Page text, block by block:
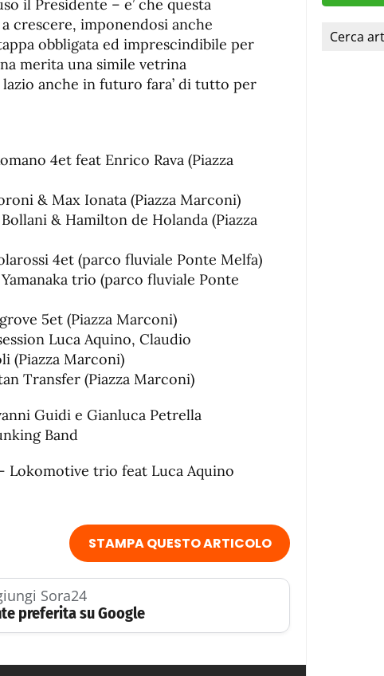
il Presidente – e’ che questa
crescere, imponendosi anche
obbligata ed imprescindibile per
merita una simile vetrina
anche in futuro fara’ di tutto per
4et feat Enrico Rava (Piazza
& Max Ionata (Piazza Marconi)
& Hamilton de Holanda (Piazza
4et (parco fluviale Ponte Melfa)
trio (parco fluviale Ponte
5et (Piazza Marconi)
Luca Aquino, Claudio
(Piazza Marconi)
Transfer (Piazza Marconi)
Guidi e Gianluca Petrella
Band
Lokomotive trio feat Luca Aquino
STAMPA QUESTO ARTICOLO
Sora24
preferita su Google